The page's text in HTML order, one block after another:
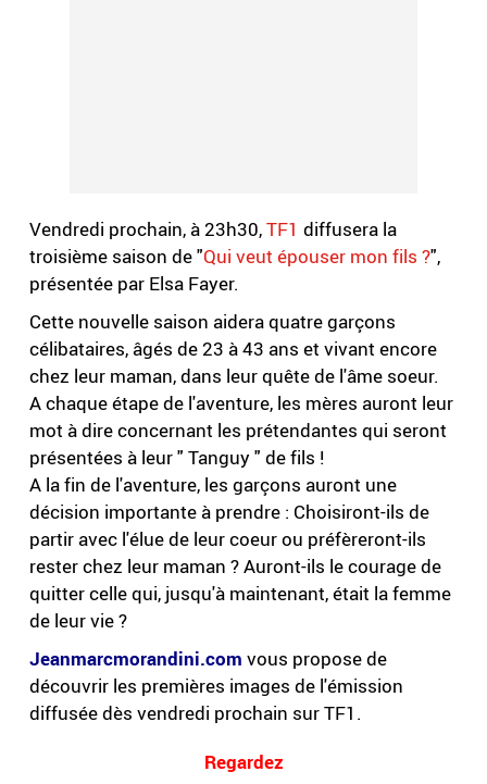
Vendredi prochain, à 23h30,TF1diffusera la
troisième saison de "Qui veut épouser mon fils ?",
présentée par Elsa Fayer.
Cette nouvelle saison aidera quatre garçons
célibataires, âgés de 23 à 43 ans et vivant encore
chez leur maman, dans leur quête de l'âme soeur.
A chaque étape de l'aventure, les mères auront leur
mot à dire concernant les prétendantes qui seront
présentées à leur " Tanguy " de fils !
A la fin de l'aventure, les garçons auront une
décision importante à prendre : Choisiront-ils de
partir avec l'élue de leur coeur ou préfèreront-ils
rester chez leur maman ? Auront-ils le courage de
quitter celle qui, jusqu'à maintenant, était la femme
de leur vie ?
Jeanmarcmorandini.com vous propose de
découvrir les premières images de l'émission
diffusée dès vendredi prochain sur TF1.
Regardez